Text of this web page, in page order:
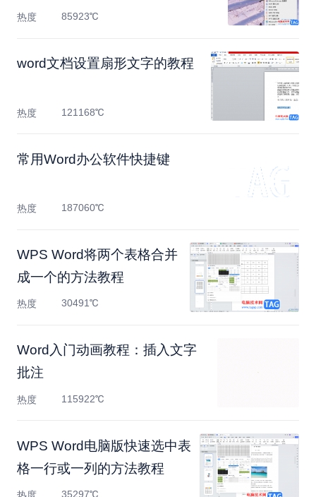
热度 85923℃
​word文档设置扇形文字的教程
热度 121168℃
常用Word办公软件快捷键
热度 187060℃
WPS Word将两个表格合并
成一个的方法教程
热度 30491℃
Word入门动画教程：插入文字
批注
热度 115922℃
WPS Word电脑版快速选中表
格一行或一列的方法教程
35297℃